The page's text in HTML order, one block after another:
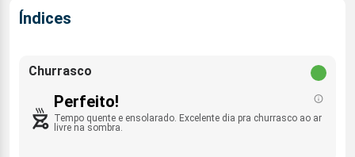
Índices
Churrasco
Perfeito!
Tempo quente e ensolarado. Excelente dia pra churrasco ao ar
livre na sombra.